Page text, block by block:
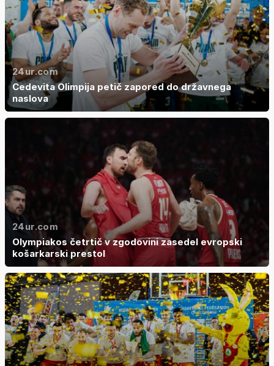
24ur.com
Cedevita Olimpija petič zapored do državnega
naslova
24ur.com
Olympiakos četrtič v zgodovini zasedel evropski
košarkarski prestol